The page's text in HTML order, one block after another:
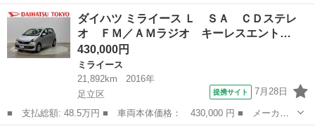
名： ダイハツ ■ 車種名： ミライース ■ グレード名： Ｘ メ
モリアルエディション ナビ／ＴＶ／Ｂｌｕｅｔｏｏｔｈ音楽再生／
ＥＴＣ／純正１４...
千葉 柏市 ミライース
ダイハツ ミライース Ｌ ＳＡ ＣＤステレ
オ ＦＭ／ＡＭラジオ キーレスエント…
430,000円
ミライース
21,892km
2016年
足立区
提携サイト 7月28日
■ 支払総額: 48.5万円 ■ 車両本体価格： 430,000 円 ■ メーカー